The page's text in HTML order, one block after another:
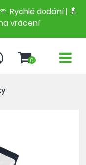
Rychlé dodání | 🔝
vrácení
0